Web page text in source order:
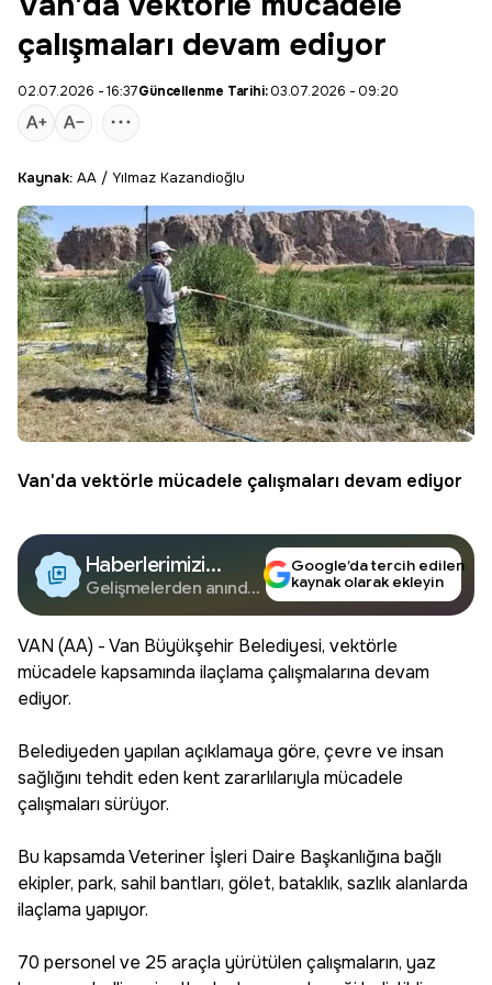
çalışmaları devam ediyor
02.07.2026 - 16:37Güncellenme Tarihi:03.07.2026 - 09:20
Kaynak: AA / Yılmaz Kazandioğlu
Van'da vektörle mücadele çalışmaları devam ediyor
Haberlerimizi
Google'da Takip
Edin
Gelişmelerden anında
Google’da tercih edilen
kaynak olarak ekleyin
VAN (AA) - Van Büyükşehir Belediyesi, vektörle
mücadele kapsamında ilaçlama çalışmalarına devam
ediyor.
Belediyeden yapılan açıklamaya göre, çevre ve insan
sağlığını tehdit eden kent zararlılarıyla mücadele
çalışmaları sürüyor.
Bu kapsamda Veteriner İşleri Daire Başkanlığına bağlı
ekipler, park, sahil bantları, gölet, bataklık, sazlık alanlarda
ilaçlama yapıyor.
70 personel ve 25 araçla yürütülen çalışmaların, yaz